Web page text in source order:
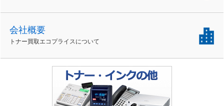
会社概要
トナー買取エコプライスについて